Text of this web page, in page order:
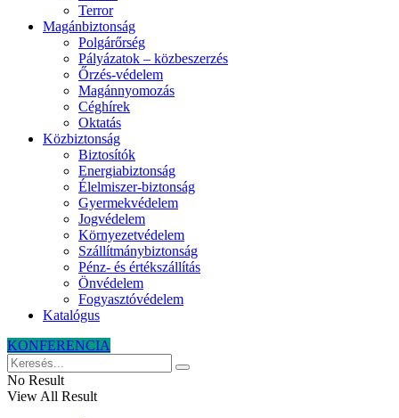
Terror
Magánbiztonság
Polgárőrség
Pályázatok – közbeszerzés
Őrzés-védelem
Magánnyomozás
Céghírek
Oktatás
Közbiztonság
Biztosítók
Energiabiztonság
Élelmiszer-biztonság
Gyermekvédelem
Jogvédelem
Környezetvédelem
Szállítmánybiztonság
Pénz- és értékszállítás
Önvédelem
Fogyasztóvédelem
Katalógus
KONFERENCIA
No Result
View All Result